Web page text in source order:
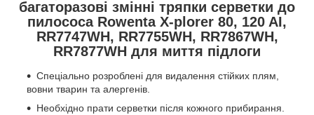
багаторазові змінні тряпки серветки до
пилососа Rowenta X-plorer 80, 120 AI,
RR7747WH, RR7755WH, RR7867WH,
RR7877WH для миття підлоги
Спеціально розроблені для видалення стійких плям,
вовни тварин та алергенів.
Необхідно прати серветки після кожного прибирання.